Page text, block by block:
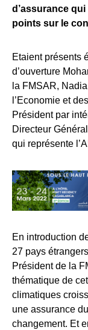
d’assurance
points sur le
Etaient présents
d’ouverture
la FMSAR,
l’Economie et
Président par
Directeur
qui représente
En introduction
27 pays
Président de la
thématique de
climatiques
une assurance
changement. Et